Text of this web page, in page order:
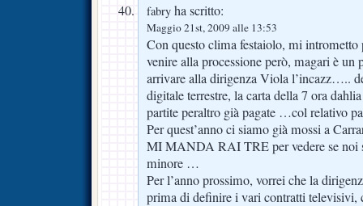
fabry ha scritto:
Maggio 21st, 2009 alle 13:53
Con questo clima festaiolo, mi intrometto
venire alla processione però, magari è un
arrivare alla dirigenza Viola l’incazz…..
digitale terrestre, la carta della 7 ora
partite peraltro già pagate …col relativo
Per quest’anno ci siamo già mossi a
MI MANDA RAI TRE per vedere se noi
minore …
Per l’anno prossimo, vorrei che la
prima di definire i vari contratti televisivi,